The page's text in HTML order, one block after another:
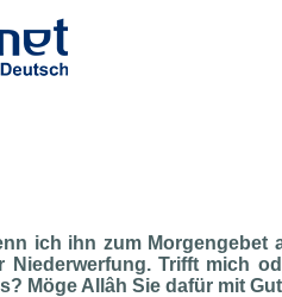
ich ihn zum Morgengebet
Trifft mich
Möge Allâh Sie dafür mit